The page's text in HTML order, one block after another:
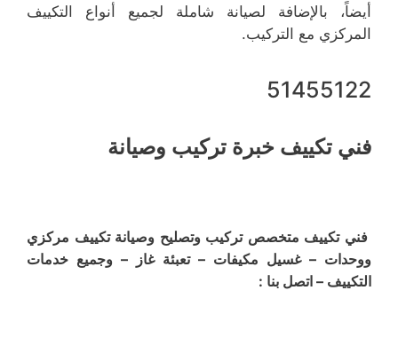
أيضاً، بالإضافة لصيانة شاملة لجميع أنواع التكييف
المركزي مع التركيب.
51455122
فني تكييف خبرة تركيب وصيانة
فني تكييف متخصص تركيب وتصليح وصيانة تكييف مركزي
ووحدات – غسيل مكيفات – تعبئة غاز – وجميع خدمات
التكييف – اتصل بنا :